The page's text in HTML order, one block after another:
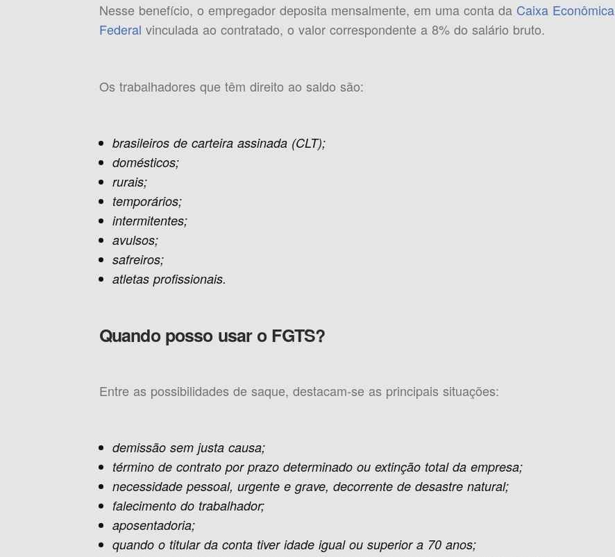
Nesse benefício, o empregador deposita mensalmente, em uma conta da Caixa Econômica
Federal vinculada ao contratado, o valor correspondente a 8% do salário bruto.
Os trabalhadores que têm direito ao saldo são:
brasileiros de carteira assinada (CLT);
domésticos;
rurais;
temporários;
intermitentes;
avulsos;
safreiros;
atletas profissionais.
Quando posso usar o FGTS?
Entre as possibilidades de saque, destacam-se as principais situações:
demissão sem justa causa;
término de contrato por prazo determinado ou extinção total da empresa;
necessidade pessoal, urgente e grave, decorrente de desastre natural;
falecimento do trabalhador;
aposentadoria;
quando o titular da conta tiver idade igual ou superior a 70 anos;